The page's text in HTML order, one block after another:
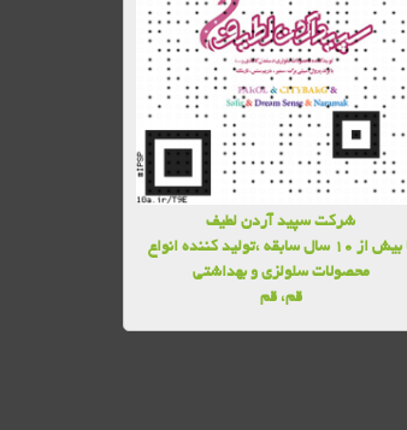
شرکت سپید آردن لطیف
با بیش از 10 سال سابقه ،تولید کننده انواع
محصولات سلولزی و بهداشتی
قم، قم